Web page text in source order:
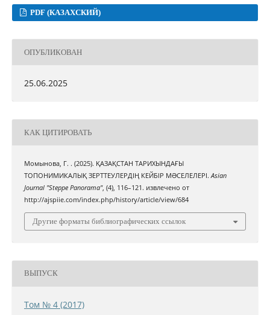
PDF (КАЗАХСКИЙ)
ОПУБЛИКОВАН
25.06.2025
КАК ЦИТИРОВАТЬ
Момынова, Г. . (2025). ҚАЗАҚСТАН ТАРИХЫНДАҒЫ
ТОПОНИМИКАЛЫҚ ЗЕРТТЕУЛЕРДІҢ КЕЙБІР МƏСЕЛЕЛЕРІ.Asian
Journal "Steppe Panorama", (4), 116–121. извлечено от
http://ajspiie.com/index.php/history/article/view/684
Другие форматы библиографических ссылок
ВЫПУСК
Том № 4 (2017)